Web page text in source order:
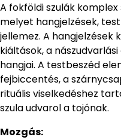
A fokföldi szulák
melyet hangjelzések,
jellemez. A hangjelzések
kiáltások, a
hangjai. A testbeszéd
fejbiccentés, a
rituális viselkedéshez
szula udvarol a tojónak.
Mozgás: